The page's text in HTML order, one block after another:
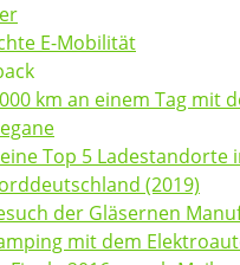
E-Mobilität
km an einem Tag mit
Top 5 Ladestandorte
(2019)
der Gläsernen
mit dem